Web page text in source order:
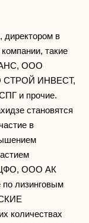
директором в
такие
ООО
ИНВЕСТ,
и прочие.
становятся
в
ЦФО, ООО АК
лизинговым
количествах